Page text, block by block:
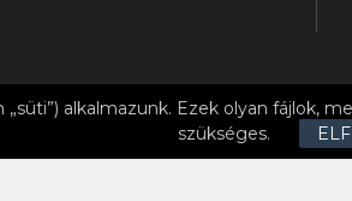
alkalmazunk. Ezek olyan fájlok,
szükséges.
FELHASZNÁLÁSI FELTÉTELEK